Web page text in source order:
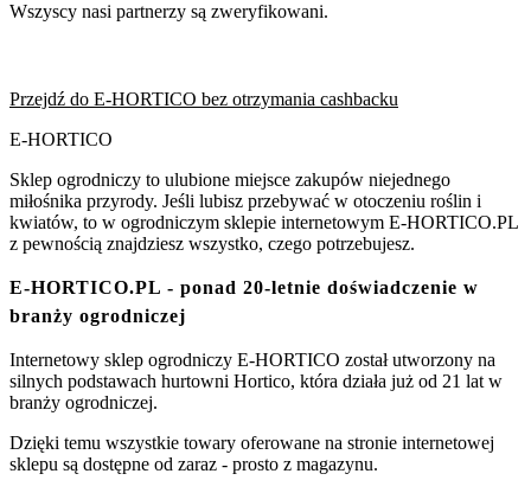
Wszyscy nasi partnerzy są zweryfikowani.
Przejdź do E-HORTICO bez otrzymania cashbacku
E-HORTICO
Sklep ogrodniczy to ulubione miejsce zakupów niejednego
miłośnika przyrody. Jeśli lubisz przebywać w otoczeniu roślin i
kwiatów, to w ogrodniczym sklepie internetowym E-HORTICO.PL
z pewnością znajdziesz wszystko, czego potrzebujesz.
E-HORTICO.PL - ponad 20-letnie doświadczenie w
branży ogrodniczej
Internetowy sklep ogrodniczy E-HORTICO został utworzony na
silnych podstawach hurtowni Hortico, która działa już od 21 lat w
branży ogrodniczej.
Dzięki temu wszystkie towary oferowane na stronie internetowej
sklepu są dostępne od zaraz - prosto z magazynu.